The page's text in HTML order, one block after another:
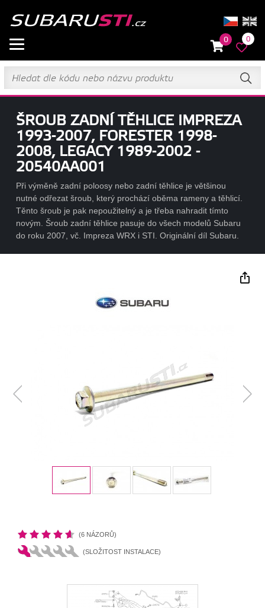
0 0
ŠROUB ZADNÍ TĚHLICE IMPREZA
1993-2007, FORESTER 1998-
2008, LEGACY 1989-2002 -
20540AA001
Při výměně zadní poloosy nebo zadní těhlice je většinou
nutné odřezat šroub, který prochází oběma rameny a těhlicí.
Těnto šroub je pak nepoužitelný a je třeba nahradit tímto
novým. Šroub zadní těhlice pasuje do všech modelů Subaru
do roku 2007, vč. Impreza WRX i STI. Originální díl Subaru.
(6 NÁZORŮ)
(SLOŽITOST INSTALACE)